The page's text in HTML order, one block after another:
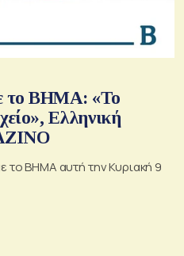
το ΒΗΜΑ: «Το
Ελληνική
το ΒΗΜΑ αυτή την Κυριακή 9